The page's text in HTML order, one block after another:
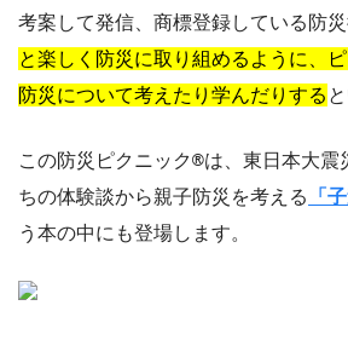
考案して発信、商標登録している防災
と楽しく防災に取り組めるように、
防災について考えたり学んだりする
この防災ピクニック®︎は、東日本大震
ちの体験談から親子防災を考える 「
う本の中にも登場します。